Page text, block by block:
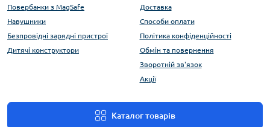
Повербанки з MagSafe
Навушники
Безпровідні зарядні пристрої
Дитячі конструктори
Доставка
Способи оплати
Політика конфіденційності
Обмін та повернення
Зворотній зв'язок
Акції
Каталог товарів